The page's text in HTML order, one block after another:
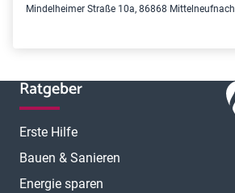
Mindelheimer Straße 10a, 86868 Mittelneufnach
Ratgeber
Erste Hilfe
Bauen & Sanieren
Energie sparen